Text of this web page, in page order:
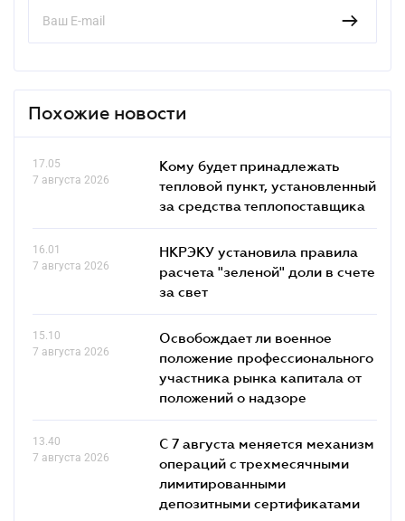
Похожие новости
17.05
7 августа 2026
Кому будет принадлежать
тепловой пункт, установленный
за средства теплопоставщика
16.01
7 августа 2026
НКРЭКУ установила правила
расчета "зеленой" доли в счете
за свет
15.10
7 августа 2026
Освобождает ли военное
положение профессионального
участника рынка капитала от
положений о надзоре
13.40
7 августа 2026
С 7 августа меняется механизм
операций с трехмесячными
лимитированными
депозитными сертификатами